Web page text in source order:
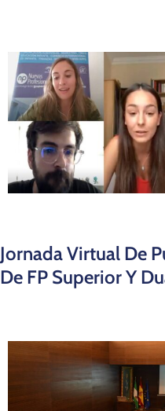
Jornada Virtual De
De FP Superior Y